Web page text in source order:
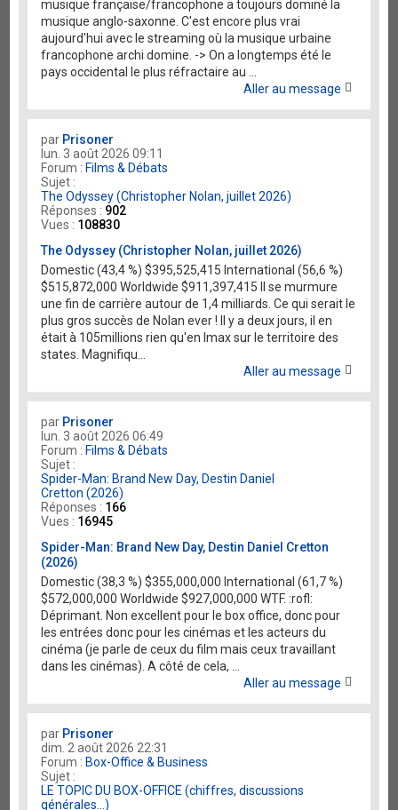
musique française/francophone a toujours dominé la
musique anglo-saxonne. C'est encore plus vrai
aujourd'hui avec le streaming où la musique urbaine
francophone archi domine. -> On a longtemps été le
pays occidental le plus réfractaire au ...
Aller au message
par Prisoner
lun. 3 août 2026 09:11
Forum : Films & Débats
Sujet :
The Odyssey (Christopher Nolan, juillet 2026)
Réponses : 902
Vues : 108830
The Odyssey (Christopher Nolan, juillet 2026)
Domestic (43,4 %) $395,525,415 International (56,6 %)
$515,872,000 Worldwide $911,397,415 Il se murmure
une fin de carrière autour de 1,4 milliards. Ce qui serait le
plus gros succès de Nolan ever ! Il y a deux jours, il en
était à 105millions rien qu'en Imax sur le territoire des
states. Magnifiqu...
Aller au message
par Prisoner
lun. 3 août 2026 06:49
Forum : Films & Débats
Sujet :
Spider-Man: Brand New Day, Destin Daniel
Cretton (2026)
Réponses : 166
Vues : 16945
Spider-Man: Brand New Day, Destin Daniel Cretton
(2026)
Domestic (38,3 %) $355,000,000 International (61,7 %)
$572,000,000 Worldwide $927,000,000 WTF. :rofl:
Déprimant. Non excellent pour le box office, donc pour
les entrées donc pour les cinémas et les acteurs du
cinéma (je parle de ceux du film mais ceux travaillant
dans les cinémas). A côté de cela, ...
Aller au message
par Prisoner
dim. 2 août 2026 22:31
Forum : Box-Office & Business
Sujet :
LE TOPIC DU BOX-OFFICE (chiffres, discussions
générales...)